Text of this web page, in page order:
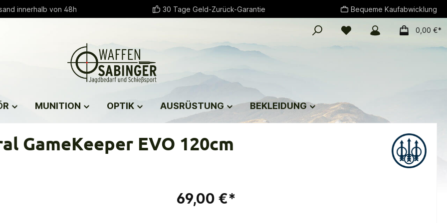
innerhalb von 48h 30 Tage Geld-Zurück-Garantie Bequeme Kaufabwicklung
0,00 €*
MUNITION OPTIK AUSRÜSTUNG BEKLEIDUNG
GameKeeper EVO 120cm
69,00 €*